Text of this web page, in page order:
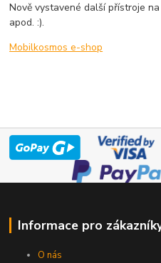
Nově vystavené další přístroje
apod. :).
Mobilkosmos e-shop
Informace pro
O nás